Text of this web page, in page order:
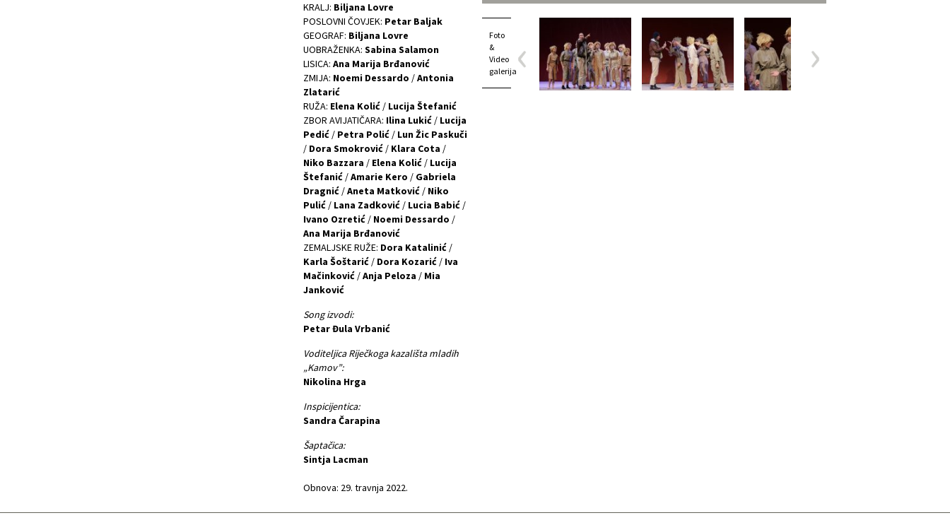
KRALJ: Biljana Lovre
POSLOVNI ČOVJEK: Petar Baljak
GEOGRAF: Biljana Lovre
UOBRAŽENKA: Sabina Salamon
LISICA: Ana Marija Brđanović
ZMIJA: Noemi Dessardo /Antonia
Zlatarić
RUŽA: Elena Kolić/ Lucija Štefanić
ZBOR AVIJATIČARA: Ilina Lukić/ Lucija
Pedić/ Petra Polić/ Lun Žic Paskuči
/ Dora Smokrović/ Klara Cota /
Niko Bazzara / Elena Kolić/ Lucija
Štefanić/Amarie Kero / Gabriela
Dragnić/Aneta Matković/ Niko
Pulić/ Lana Zadković/ Lucia Babić/
Ivano Ozretić/ Noemi Dessardo /
Ana Marija Brđanović
ZEMALJSKE RUŽE: Dora Katalinić/
Karla Šoštarić/ Dora Kozarić/ Iva
Mačinković/Anja Peloza / Mia
Janković
Song izvodi:
Petar Đula Vrbanić
Voditeljica Riječkoga kazališta mladih
„Kamov”:
Nikolina Hrga
Inspicijentica:
Sandra Čarapina
Šaptačica:
Sintja Lacman
Obnova: 29. travnja 2022.
Foto
&
Video
galerija